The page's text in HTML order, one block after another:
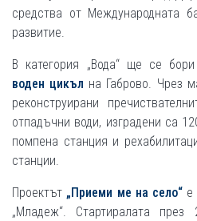
средства от Международната
развитие.
В категория „Вода“ ще се
воден цикъл на Габрово. Чрез
реконструирани
отпадъчни води, изградени са
помпена станция и
станции.
Проектът „Приеми ме на село“ е
„Младеж“. Стартиралата